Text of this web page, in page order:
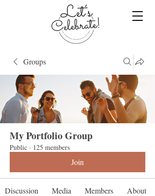
Groups
My Portfolio Group
Public · 125 members
Join
Discussion Media Members About